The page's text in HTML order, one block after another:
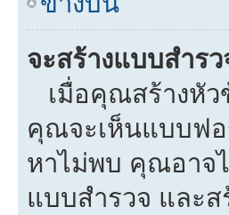
จะสร้างแบบสำรว
เมื่อคุณสร้างหัว
คุณจะเห็นแบบฟ
หาไม่พบ คุณอาจ
แบบสำรวจ และส